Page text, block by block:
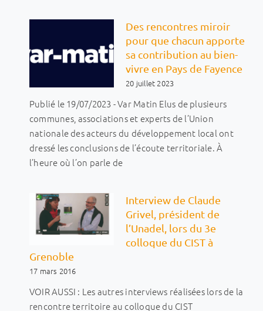
Des rencontres miroir
pour que chacun apporte
sa contribution au bien-
vivre en Pays de Fayence
20 juillet 2023
Publié le 19/07/2023 - Var Matin Elus de plusieurs
communes, associations et experts de l’Union
nationale des acteurs du développement local ont
dressé les conclusions de l’écoute territoriale. À
l’heure où l’on parle de
Interview de Claude
Grivel, président de
l’Unadel, lors du 3e
colloque du CIST à
Grenoble
17 mars 2016
VOIR AUSSI : Les autres interviews réalisées lors de la
rencontre territoire au colloque du CIST